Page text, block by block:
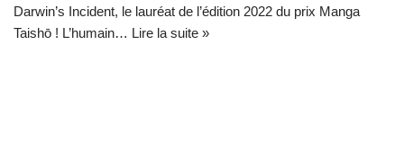
Darwin’s Incident, le lauréat de l’édition 2022 du prix Manga
Taishō ! L’humain… Lire la suite »